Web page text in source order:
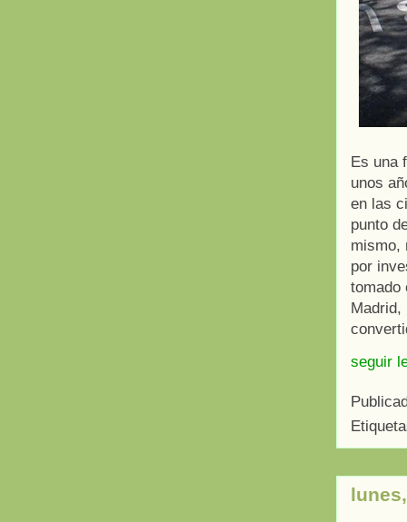
Es una
unos
en las
punto
mismo,
por
tomado
Madrid,
seguir